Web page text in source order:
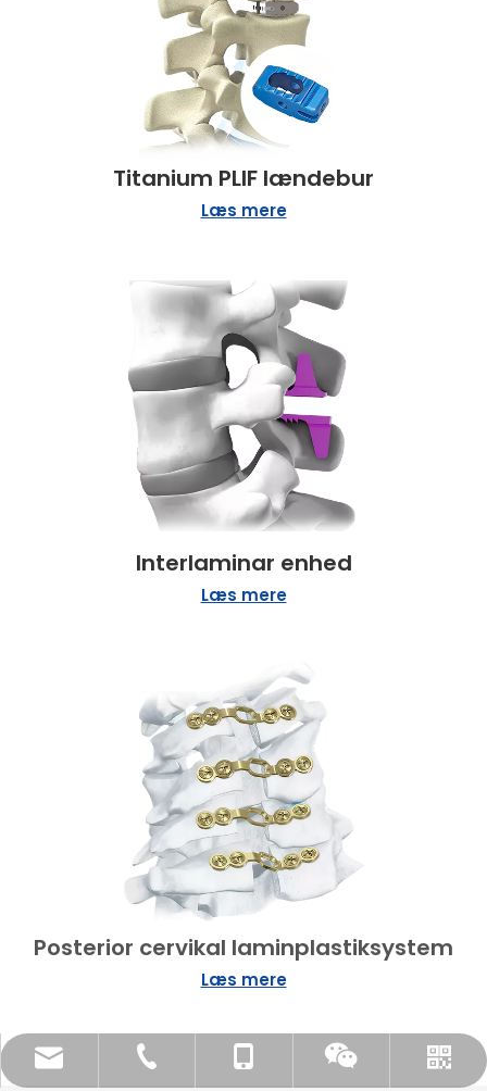
Titanium PLIF lændebur
Læs mere
Interlaminar enhed
Læs mere
Posterior cervikal laminplastiksystem
Læs mere
sang@orthopedic-china.com
+86-519-85855955
+86- 18112515727
Wechat
WhatsApp